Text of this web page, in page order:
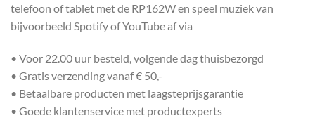
telefoon of tablet met de RP162W en speel muziek van
bijvoorbeeld Spotify of YouTube af via
• Voor 22.00 uur besteld, volgende dag thuisbezorgd
• Gratis verzending vanaf € 50,-
• Betaalbare producten met laagsteprijsgarantie
• Goede klantenservice met productexperts